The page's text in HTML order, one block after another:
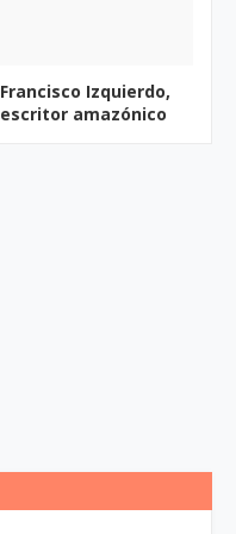
Francisco Izquierdo,
escritor amazónico